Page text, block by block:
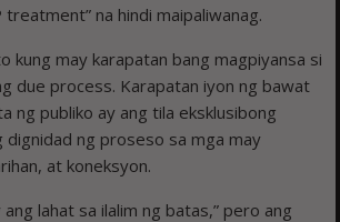
treatment” na hindi maipaliwanag.
kung may karapatan bang magpiyansa si
due process. Karapatan iyon ng bawat
ng publiko ay ang tila eksklusibong
dignidad ng proseso sa mga may
at koneksyon.
lahat sa ilalim ng batas,” pero ang